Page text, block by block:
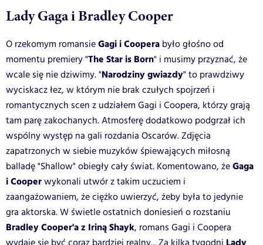
Lady Gaga i Bradley Cooper
O rzekomym romansieGagi i Coopera było głośno od
momentu premiery "The Star is Born" i musimy przyznać, że
wcale się nie dziwimy. "Narodziny gwiazdy" to prawdziwy
wyciskacz łez, w którym nie brak czułych spojrzeń i
romantycznych scen z udziałem Gagi i Coopera, którzy grają
tam parę zakochanych. Atmosferę dodatkowo podgrzał ich
wspólny występ na gali rozdania Oscarów. Zdjęcia
zapatrzonych w siebie muzyków śpiewających miłosną
balladę "Shallow" obiegły cały świat. Komentowano, żeGaga
i Cooperwykonali utwór z takim uczuciem i
zaangażowaniem, że ciężko uwierzyć, żeby była to jedynie
gra aktorska. W świetle ostatnich doniesień o rozstaniu
Bradley Cooper'a z Iriną Shayk, romans Gagi i Coopera